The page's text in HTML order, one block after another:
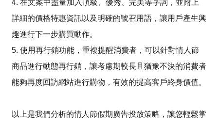
4. 在文案中盡量加入頂級、優秀、完美等字詞，並附上
詳細的價格特惠資訊以及明確的號召用語，讓用戶產生興
趣進行下一步購買動作。
5. 使用再行銷功能，重複提醒消費者，可以針對情人節
商品進行動態再行銷，讓考慮期較長且猶豫不決的消費者
能夠再度回訪網站進行購物，有效的提高客戶終身價值。
以上是我們分析的情人節假期廣告投放策略，讓您輕鬆掌